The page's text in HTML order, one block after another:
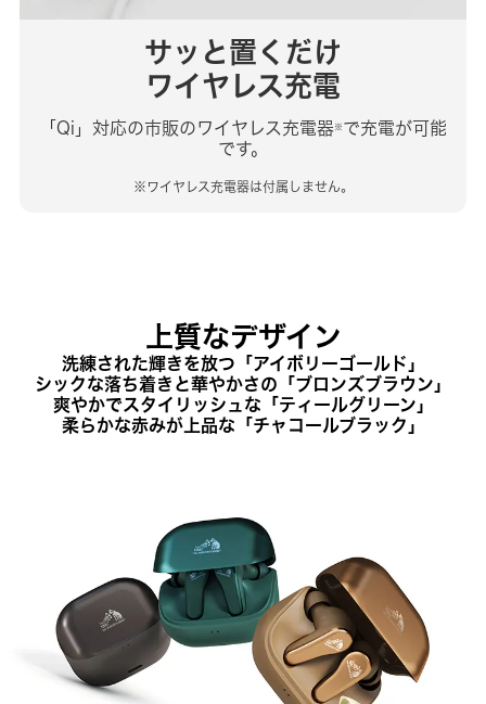
サッと置くだけ
ワイヤレス充電
「Qi」対応の市販のワイヤレス充電器※ で充電が可能
です。
※ワイヤレス充電器は付属しません。
上質なデザイン
洗練された輝きを放つ「アイボリーゴールド」
シックな落ち着きと華やかさの「ブロンズブラウン」
爽やかでスタイリッシュな「ティールグリーン」
柔らかな赤みが上品な「チャコールブラック」